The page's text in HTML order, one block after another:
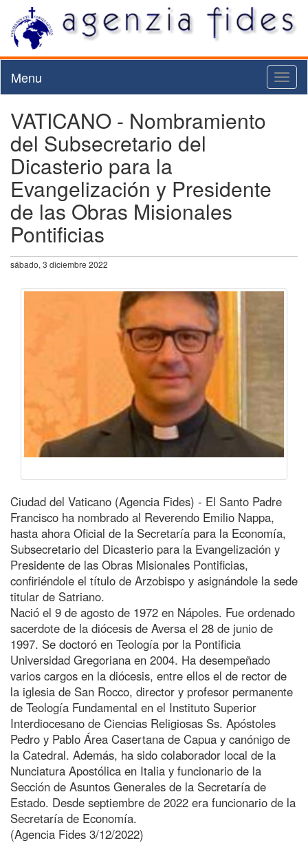
Menu
VATICANO - Nombramiento
del Subsecretario del
Dicasterio para la
Evangelización y Presidente
de las Obras Misionales
Pontificias
sábado, 3 diciembre 2022
Ciudad del Vaticano (Agencia Fides) - El Santo Padre
Francisco ha nombrado al Reverendo Emilio Nappa,
hasta ahora Oficial de la Secretaría para la Economía,
Subsecretario del Dicasterio para la Evangelización y
Presidente de las Obras Misionales Pontificias,
confiriéndole el título de Arzobispo y asignándole la sede
titular de Satriano.
Nació el 9 de agosto de 1972 en Nápoles. Fue ordenado
sacerdote de la diócesis de Aversa el 28 de junio de
1997. Se doctoró en Teología por la Pontificia
Universidad Gregoriana en 2004. Ha desempeñado
varios cargos en la diócesis, entre ellos el de rector de
la iglesia de San Rocco, director y profesor permanente
de Teología Fundamental en el Instituto Superior
Interdiocesano de Ciencias Religiosas Ss. Apóstoles
Pedro y Pablo Área Casertana de Capua y canónigo de
la Catedral. Además, ha sido colaborador local de la
Nunciatura Apostólica en Italia y funcionario de la
Sección de Asuntos Generales de la Secretaría de
Estado. Desde septiembre de 2022 era funcionario de la
Secretaría de Economía.
(Agencia Fides 3/12/2022)